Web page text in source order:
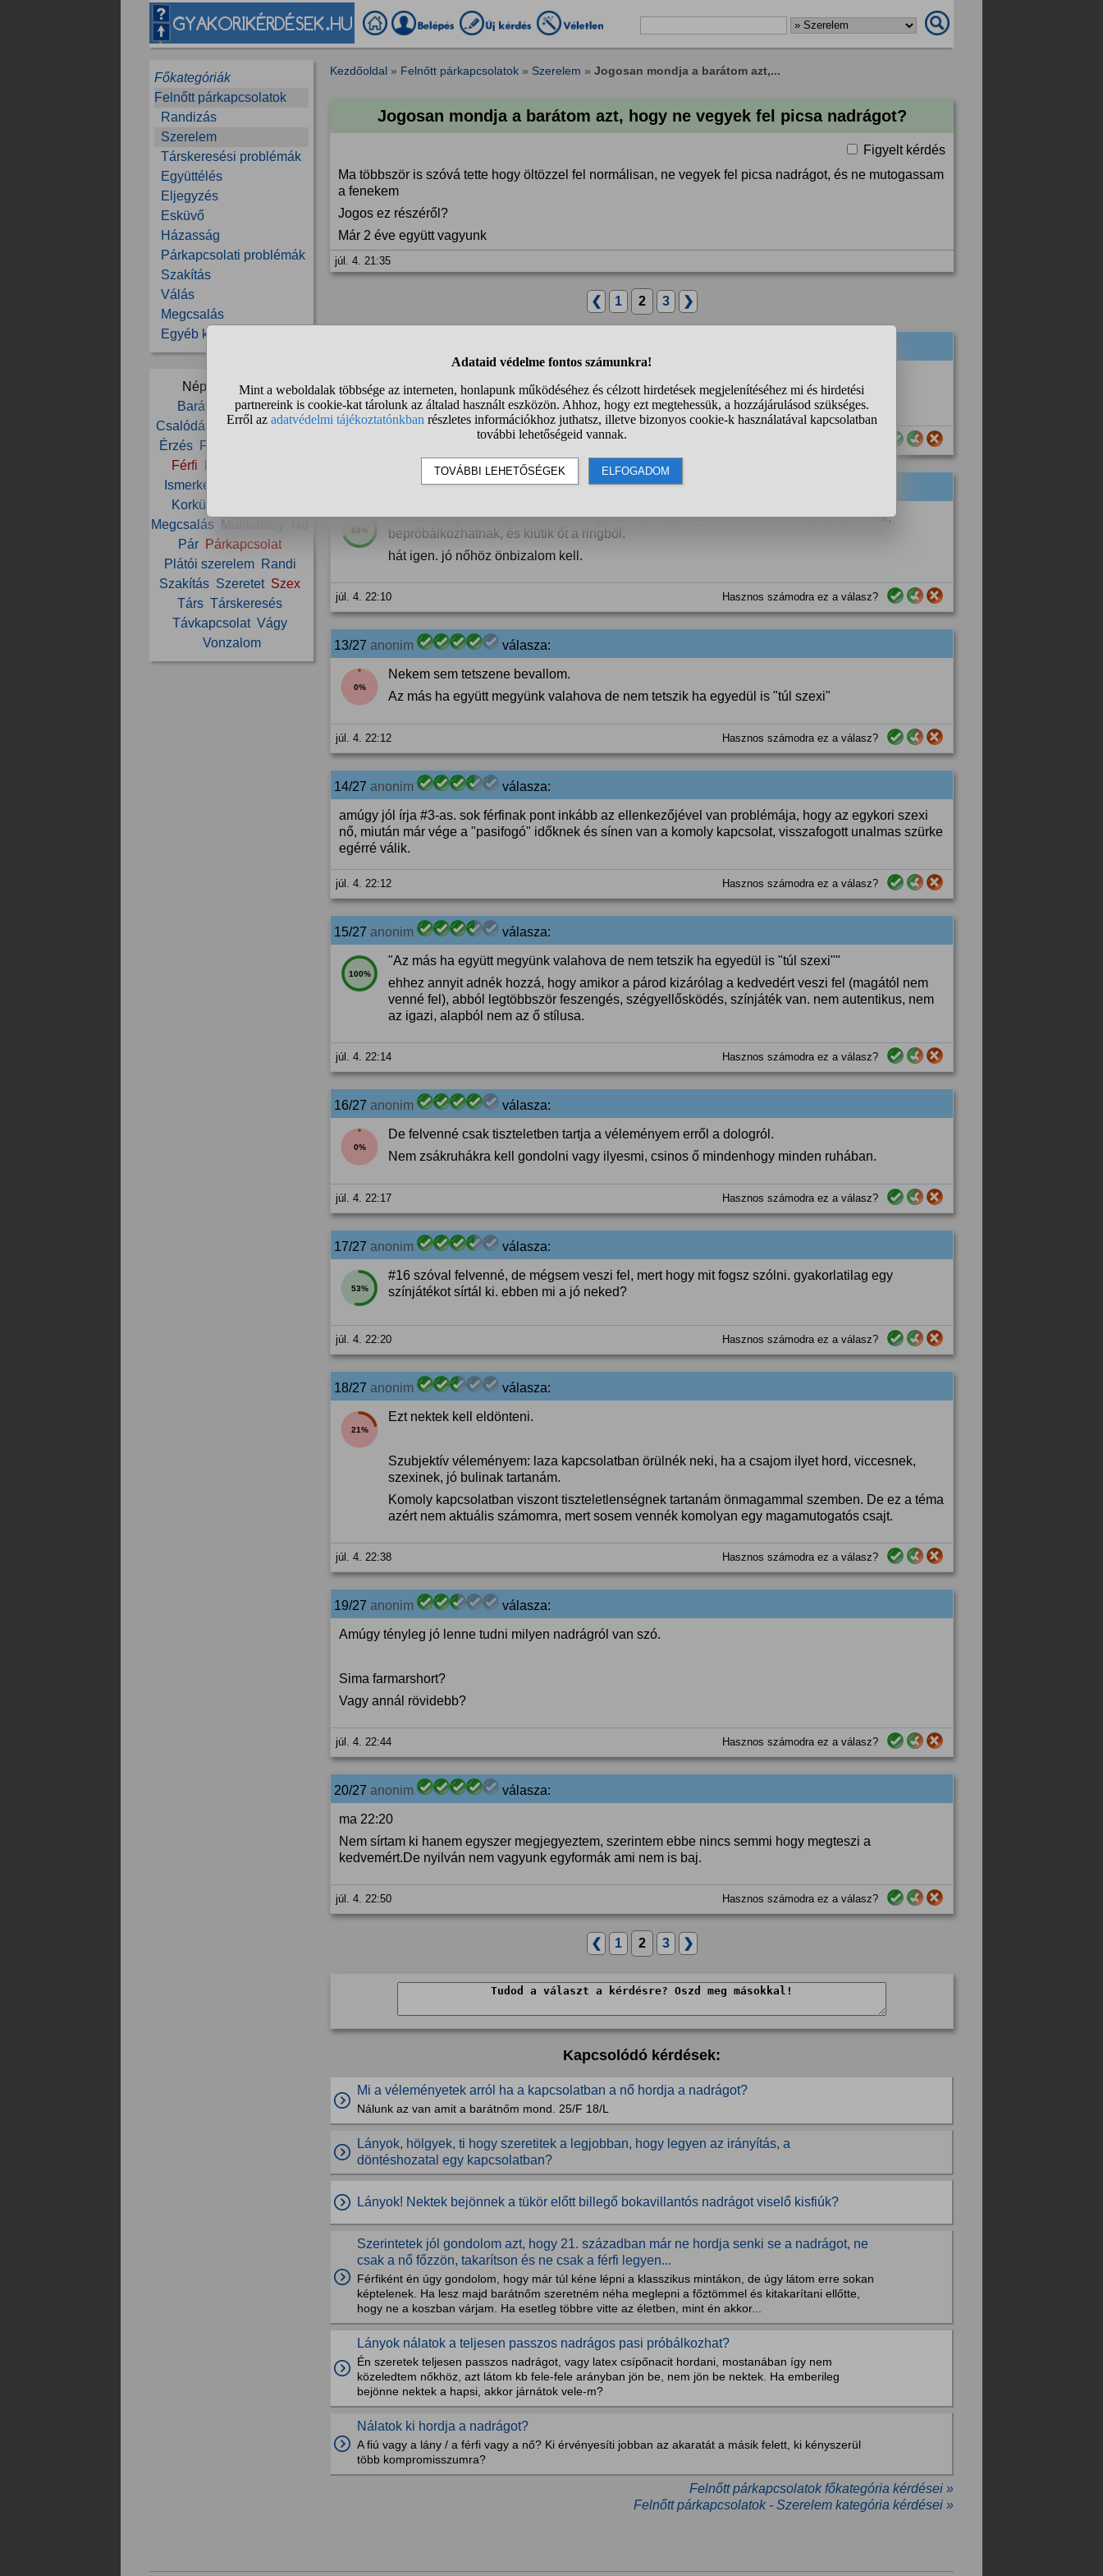
Főkategóriák
Felnőtt párkapcsolatok
Randizás
Szerelem
Társkeresési problémák
Együttélés
Eljegyzés
Esküvő
Házasság
Párkapcsolati problémák
Szakítás
Válás
Megcsalás
Egyéb kérdések
Népszerű témák:
Barátnő
Barátság
Csalódás
Csók Érzelem
Érzés
Fájdalom
Férfi
Ismerkedés
Korkülönbség
Megcsalás
Munkahely
Pár Párkapcsolat
Plátói szerelem
Randi
Szakítás Szeretet Szex
Társ Társkeresés
Távkapcsolat Vágy
Vonzalom
Kezdőoldal » Felnőtt párkapcsolatok » Szerelem » Jogosan mondja a barátom azt,...
Jogosan mondja a barátom azt, hogy ne vegyek fel picsa nadrágot?
Figyelt kérdés
Ma többször is szóvá tette hogy öltözzel fel normálisan, ne vegyek fel picsa nadrágot, és ne mutogassam
a fenekem
Jogos ez részéről?
Már 2 éve együtt vagyunk
júl. 4. 21:35
❮ 1 2 3 ❯
Látszik hogy te csak az idegeid miatt vagy az oldalon! Goosfraba!
válasza:
68%
valószínűleg szorongással tölti el a gondolat, hogy más férfiak is vonzónak találhatnak,
bepróbálkozhatnak, és kiütik őt a ringből.
hát igen. jó nőhöz önbizalom kell.
júl. 4. 22:10 Hasznos számodra ez a válasz?
13/27 anonim válasza:
0%
Nekem sem tetszene bevallom.
Az más ha együtt megyünk valahova de nem tetszik ha egyedül is "túl szexi"
júl. 4. 22:12 Hasznos számodra ez a válasz?
14/27 anonim válasza:
amúgy jól írja #3-as. sok férfinak pont inkább az ellenkezőjével van problémája, hogy az egykori szexi
nő, miután már vége a "pasifogó" időknek és sínen van a komoly kapcsolat, visszafogott unalmas szürke
egérré válik.
júl. 4. 22:12 Hasznos számodra ez a válasz?
15/27 anonim válasza:
100%
"Az más ha együtt megyünk valahova de nem tetszik ha egyedül is "túl szexi""
ehhez annyit adnék hozzá, hogy amikor a párod kizárólag a kedvedért veszi fel (magától nem
venné fel), abból legtöbbször feszengés, szégyellősködés, színjáték van. nem autentikus, nem
az igazi, alapból nem az ő stílusa.
júl. 4. 22:14 Hasznos számodra ez a válasz?
16/27 anonim válasza:
0%
De felvenné csak tiszteletben tartja a véleményem erről a dologról.
Nem zsákruhákra kell gondolni vagy ilyesmi, csinos ő mindenhogy minden ruhában.
júl. 4. 22:17 Hasznos számodra ez a válasz?
17/27 anonim válasza:
53%
#16 szóval felvenné, de mégsem veszi fel, mert hogy mit fogsz szólni. gyakorlatilag egy
színjátékot sírtál ki. ebben mi a jó neked?
júl. 4. 22:20 Hasznos számodra ez a válasz?
18/27 anonim válasza:
21%
Ezt nektek kell eldönteni.
Szubjektív véleményem: laza kapcsolatban örülnék neki, ha a csajom ilyet hord, viccesnek,
szexinek, jó bulinak tartanám.
Komoly kapcsolatban viszont tiszteletlenségnek tartanám önmagammal szemben. De ez a téma
azért nem aktuális számomra, mert sosem vennék komolyan egy magamutogatós csajt.
júl. 4. 22:38 Hasznos számodra ez a válasz?
19/27 anonim válasza:
Amúgy tényleg jó lenne tudni milyen nadrágról van szó.
Sima farmarshort?
Vagy annál rövidebb?
júl. 4. 22:44 Hasznos számodra ez a válasz?
20/27 anonim válasza:
ma 22:20
Nem sírtam ki hanem egyszer megjegyeztem, szerintem ebbe nincs semmi hogy megteszi a
kedvemért.De nyilván nem vagyunk egyformák ami nem is baj.
júl. 4. 22:50 Hasznos számodra ez a válasz?
❮ 1 2 3 ❯
Kapcsolódó kérdések:
Mi a véleményetek arról ha a kapcsolatban a nő hordja a nadrágot?
Nálunk az van amit a barátnőm mond. 25/F 18/L
Lányok, hölgyek, ti hogy szeretitek a legjobban, hogy legyen az irányítás, a
döntéshozatal egy kapcsolatban?
Lányok! Nektek bejönnek a tükör előtt billegő bokavillantós nadrágot viselő kisfiúk?
Szerintetek jól gondolom azt, hogy 21. században már ne hordja senki se a nadrágot, ne
csak a nő főzzön, takarítson és ne csak a férfi legyen...
Férfiként én úgy gondolom, hogy már túl kéne lépni a klasszikus mintákon, de úgy látom erre sokan
képtelenek. Ha lesz majd barátnőm szeretném néha meglepni a főztömmel és kitakarítani ellőtte,
hogy ne a koszban várjam. Ha esetleg többre vitte az életben, mint én akkor...
Lányok nálatok a teljesen passzos nadrágos pasi próbálkozhat?
Én szeretek teljesen passzos nadrágot, vagy latex csípőnacit hordani, mostanában így nem
közeledtem nőkhöz, azt látom kb fele-fele arányban jön be, nem jön be nektek. Ha emberileg
bejönne nektek a hapsi, akkor járnátok vele-m?
Nálatok ki hordja a nadrágot?
A fiú vagy a lány / a férfi vagy a nő? Ki érvényesíti jobban az akaratát a másik felett, ki kényszerül
több kompromisszumra?
Felnőtt párkapcsolatok főkategória kérdései »
Felnőtt párkapcsolatok - Szerelem kategória kérdései »